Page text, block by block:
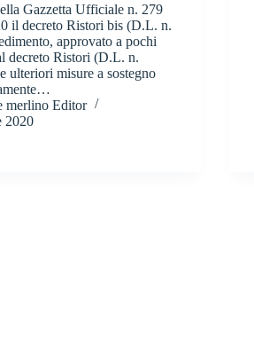
Gazzetta Ufficiale n. 279
il decreto Ristori bis (D.L. n.
approvato a pochi
decreto Ristori (D.L. n.
ulteriori misure a sostegno
merlino Editor
2020